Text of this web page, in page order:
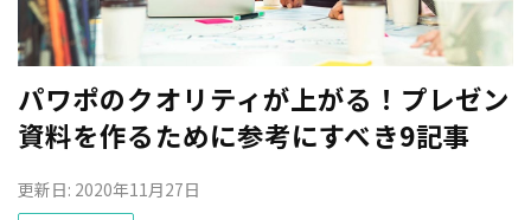
パワポのクオリティが上がる！プレゼン
資料を作るために参考にすべき9記事
更新日: 2020年11月27日